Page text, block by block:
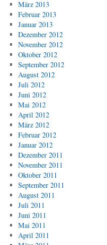
März 2013
Februar 2013
Januar 2013
Dezember 2012
November 2012
Oktober 2012
September 2012
August 2012
Juli 2012
Juni 2012
Mai 2012
April 2012
März 2012
Februar 2012
Januar 2012
Dezember 2011
November 2011
Oktober 2011
September 2011
August 2011
Juli 2011
Juni 2011
Mai 2011
April 2011